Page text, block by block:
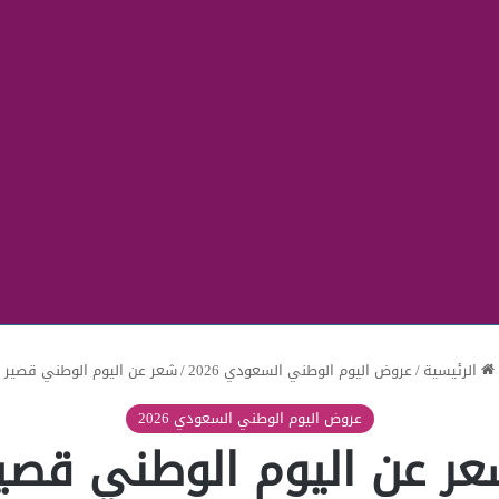
الرئيسية/عروض اليوم الوطني السعودي 2026 /شعر عن اليوم الوطني قصير
عروض اليوم الوطني السعودي 2026
عن اليوم الوطني